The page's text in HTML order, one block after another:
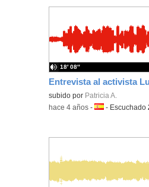
subido por Patricia A.
18′ 08″
-hace 4 años -Idioma:
- Escuchado